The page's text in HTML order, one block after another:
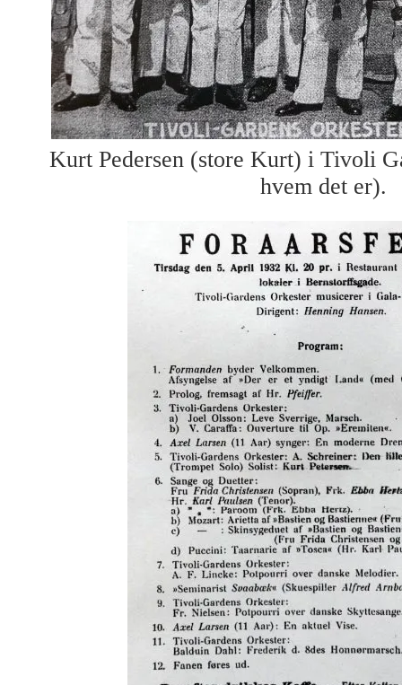
Kurt Pedersen (store Kurt) i Tivoli
hvem det er).